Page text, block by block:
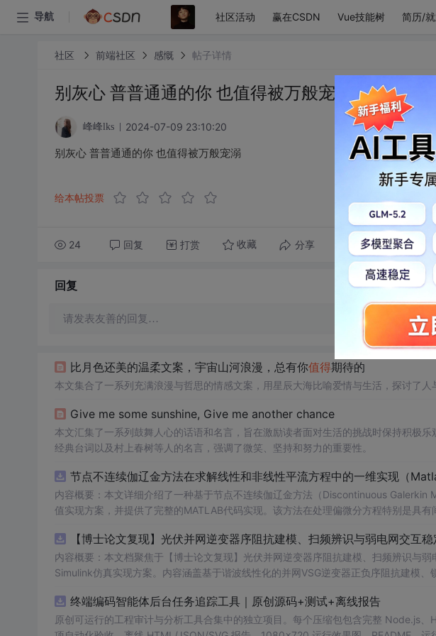
导航 社区活动 赢在CSDN Vue技能树 简历/
社区 前端社区 感慨 帖子详情
别灰心 普普通通的你 也值得被万般宠溺
峰峰lks 2024-07-09 23:10:20
别灰心 普普通通的你 也值得被万般宠溺
给本帖投票
24 回复 打赏 收藏 分享 转发到动态
回复
请发表友善的回复…
比月色还美的温柔文案，宇宙山河浪漫，总有你值得期待的
本文集合了一系列充满浪漫与哲思的情感文案，用星辰大海比喻爱情与生活，探讨了人
Give me some sunshine, Give me another chance
本文汇集了一系列鼓舞人心的话语和名言，旨在激励读者面对生活的挑战时保持积极
经典台词以及村上春树等人的名言，强调了微笑、坚持和努力的重要性。
节点不连续伽辽金方法在求解线性和非线性平流方程中的一维实现（
内容概要：本文详细介绍了一种基于节点不连续伽辽金方法（Discontinuous Galerkin
值实现方案，并提供了完整的MATLAB代码实现。该方法在处理偏微分方程特别是具
AB环境中实现该数值方法，并辅以典型算例验证其有效性和可靠性。此外，文章还强
者在夯实理论基础的同时勇于探索新思路。; 适合人群：具备偏微分方程数值解法基础知识、熟悉MATLAB编程，从事计算数学、流体力
学、物理建模及相关领域的研究生、科研人员及工程技术开发者。; 使用场景及目标：① 学习并掌握节点不连续伽辽金方法的基本理论与
拟、守恒律方程求解等科研项目中的扩展与改进； 阅读建议：建议读者结合经典数值分析教材深入理解DG方法的数学背景，逐段调试并运
行所附MATLAB代码，通过调整初始条件、网格划分和时间步长等方式观察算法表现，
内容概要：本文档聚焦于【博士论文复现】光伏并网逆变器序阻抗建模、扫频辨识与
Simulink仿真实现方案。内容涵盖基于谐波线性化的并网VSG逆变器正负序阻抗建模
助读者掌握新能源并网系统稳定性分析的核心技术与工程实现方法。; 适合人群：具备
k环境，从事新能源发电、并网控制或电力系统稳定性研究的研究生、科研人员及工程
终端编码智能体后台任务追踪工具｜原创源码+测试+离线报告
原创可运行的工程审计与分析工具合集中的独立项目。每个压缩包包含完整 Node.js